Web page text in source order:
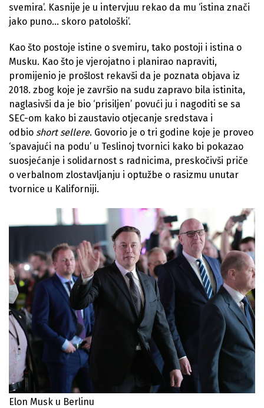
svemira’. Kasnije je u intervjuu rekao da mu ‘istina znači
jako puno… skoro patološki’.
Kao što postoje istine o svemiru, tako postoji i istina o
Musku. Kao što je vjerojatno i planirao napraviti,
promijenio je prošlost rekavši da je poznata objava iz
2018. zbog koje je završio na sudu zapravo bila istinita,
naglasivši da je bio ‘prisiljen’ povući ju i nagoditi se sa
SEC-om kako bi zaustavio otjecanje sredstava i
odbio short sellere. Govorio je o tri godine koje je proveo
‘spavajući na podu’ u Teslinoj tvornici kako bi pokazao
suosjećanje i solidarnost s radnicima, preskočivši priče
o verbalnom zlostavljanju i optužbe o rasizmu unutar
tvornice u Kaliforniji.
Elon Musk u Berlinu